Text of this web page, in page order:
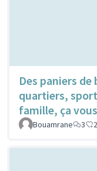
Des paniers de
quartiers,
famille, ça
Bouamrane 3